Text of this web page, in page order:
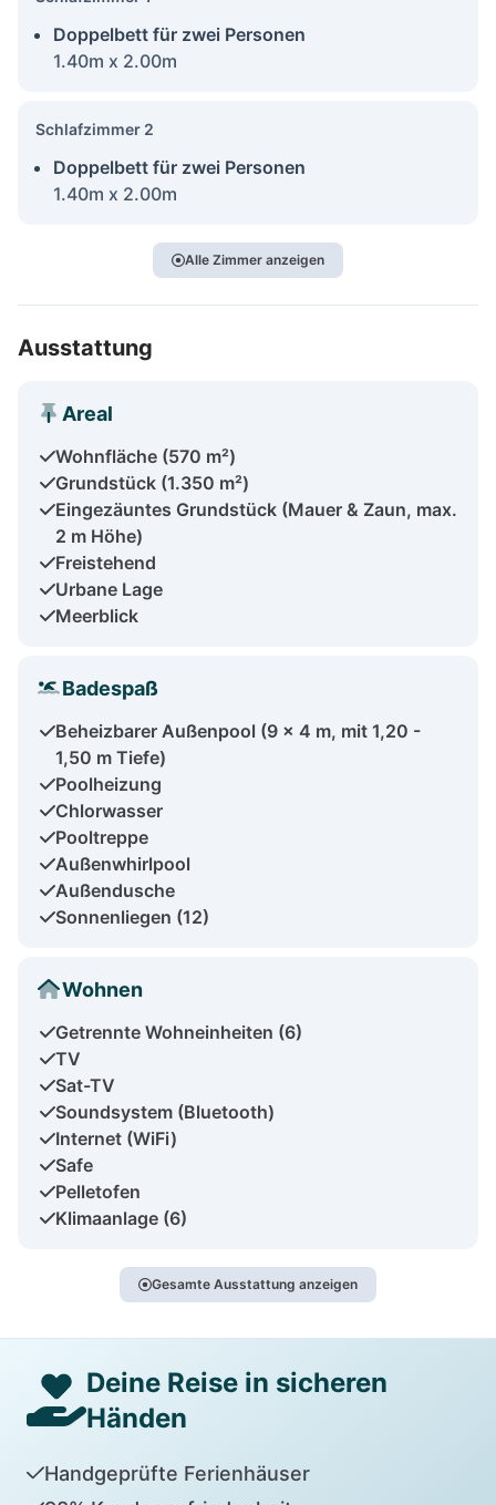
Doppelbett für zwei Personen
1.40m x 2.00m
Schlafzimmer 2
Doppelbett für zwei Personen
1.40m x 2.00m
Alle Zimmer anzeigen
Ausstattung
Areal
Wohnfläche (570 m²)
Grundstück (1.350 m²)
Eingezäuntes Grundstück (Mauer & Zaun, max.
2 m Höhe)
Freistehend
Urbane Lage
Meerblick
Badespaß
Beheizbarer Außenpool (9 x 4 m, mit 1,20 -
1,50 m Tiefe)
Poolheizung
Chlorwasser
Pooltreppe
Außenwhirlpool
Außendusche
Sonnenliegen (12)
Wohnen
Getrennte Wohneinheiten (6)
TV
Sat-TV
Soundsystem (Bluetooth)
Internet (WiFi)
Safe
Pelletofen
Klimaanlage (6)
Gesamte Ausstattung anzeigen
Deine Reise in sicheren
Händen
Handgeprüfte Ferienhäuser